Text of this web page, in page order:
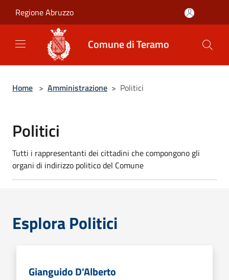
Regione Abruzzo
Comune di Teramo
Home > Amministrazione > Politici
Politici
Tutti i rappresentanti dei cittadini che compongono gli
organi di indirizzo politico del Comune
Esplora Politici
Gianguido D'Alberto